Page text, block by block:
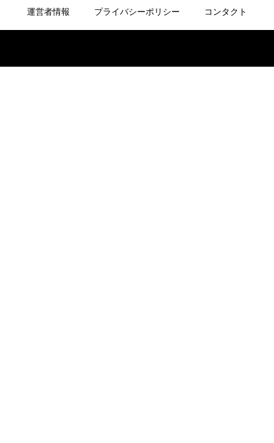
ドローン初心者は屋外でどう練習すべき？初
飛行で失敗しないポイント
運営者情報 プライバシーポリシー コンタクト